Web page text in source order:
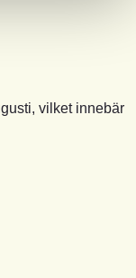
vilket innebär